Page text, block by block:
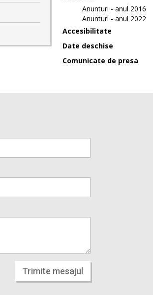
Anunturi - anul 2016
Anunturi - anul 2022
Accesibilitate
Date deschise
Comunicate de presa
Trimite mesajul